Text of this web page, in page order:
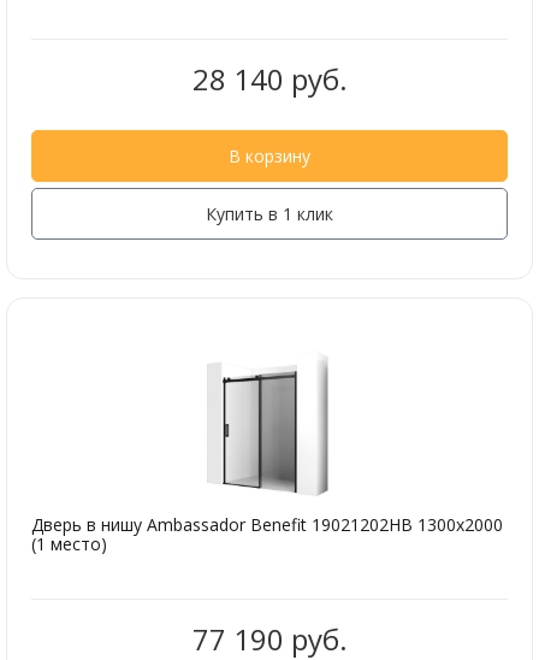
28 140 руб.
В корзину
Купить в 1 клик
Дверь в нишу Ambassador Benefit 19021202HB 1300x2000
(1 место)
77 190 руб.